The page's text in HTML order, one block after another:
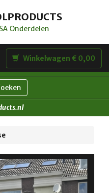
Onderdelen
Winkelwagen € 0,00